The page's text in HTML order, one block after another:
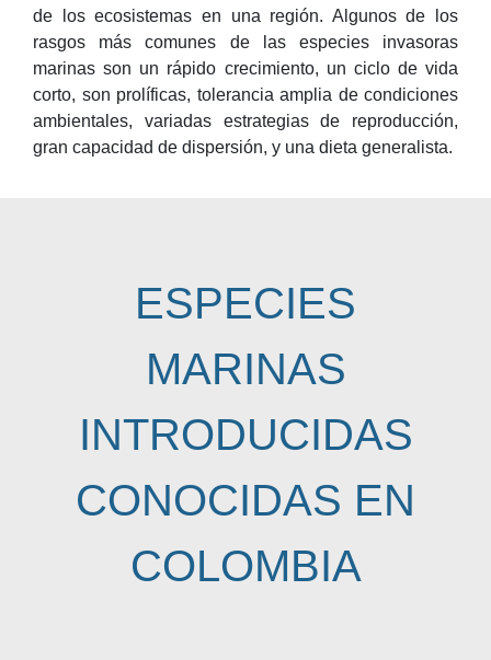
de los ecosistemas en una región. Algunos de los
rasgos más comunes de las especies invasoras
marinas son un rápido crecimiento, un ciclo de vida
corto, son prolíficas, tolerancia amplia de condiciones
ambientales, variadas estrategias de reproducción,
gran capacidad de dispersión, y una dieta generalista.
ESPECIES
MARINAS
INTRODUCIDAS
CONOCIDAS EN
COLOMBIA